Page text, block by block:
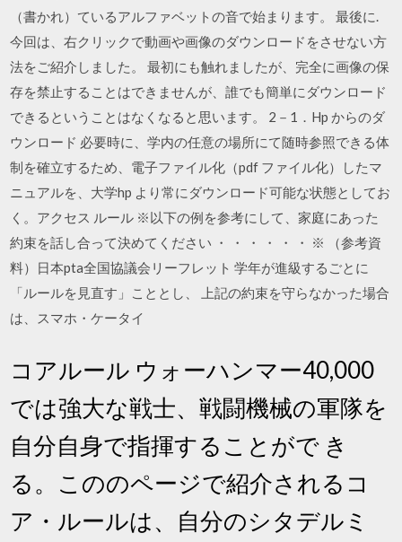
（書かれ）ているアルファベットの音で始まります。 最後に.
今回は、右クリックで動画や画像のダウンロードをさせない方
法をご紹介しました。 最初にも触れましたが、完全に画像の保
存を禁止することはできませんが、誰でも簡単にダウンロード
できるということはなくなると思います。 2－1．Hp からのダ
ウンロード 必要時に、学内の任意の場所にて随時参照できる体
制を確立するため、電子ファイル化（pdf ファイル化）したマ
ニュアルを、大学hp より常にダウンロード可能な状態としてお
く。アクセス ルール ※以下の例を参考にして、家庭にあった
約束を話し合って決めてください ・ ・ ・ ・ ・ ・ ※ （参考資
料）日本pta全国協議会リーフレット 学年が進級するごとに
「ルールを見直す」こととし、 上記の約束を守らなかった場合
は、スマホ・ケータイ
コアルール ウォーハンマー40,000
では強大な戦士、戦闘機械の軍隊を
自分自身で指揮することがで き
る。こののページで紹介されるコ
ア・ルールは、自分のシタデルミ